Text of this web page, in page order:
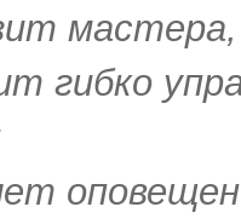
гибко